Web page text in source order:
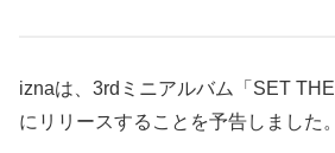
iznaは、3rdミニアルバム「SET
にリリースすることを予告しました。